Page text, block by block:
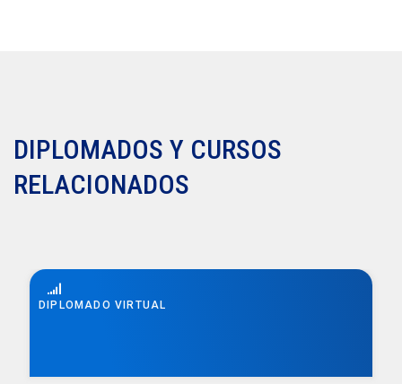
DIPLOMADOS Y CURSOS
RELACIONADOS
DIPLOMADO VIRTUAL